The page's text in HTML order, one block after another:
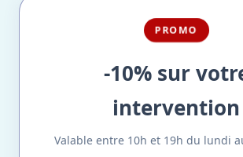
PROMO
-10% sur
intervention
Valable entre 10h et 19h du lundi